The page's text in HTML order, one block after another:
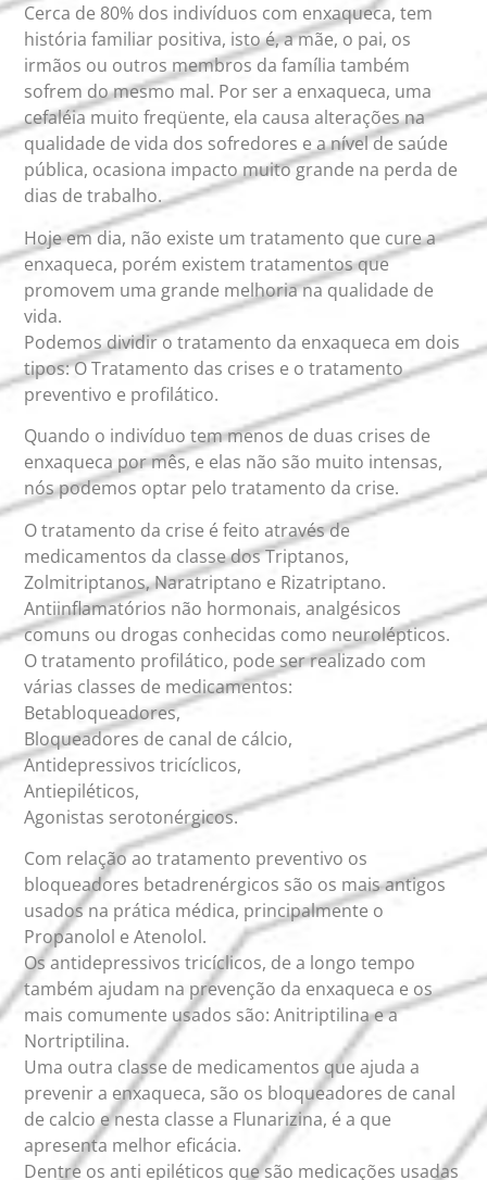
Cerca de 80% dos indivíduos com enxaqueca, tem
história familiar positiva, isto é, a mãe, o pai, os
irmãos ou outros membros da família também
sofrem do mesmo mal. Por ser a enxaqueca, uma
cefaléia muito freqüente, ela causa alterações na
qualidade de vida dos sofredores e a nível de saúde
pública, ocasiona impacto muito grande na perda de
dias de trabalho.
Hoje em dia, não existe um tratamento que cure a
enxaqueca, porém existem tratamentos que
promovem uma grande melhoria na qualidade de
vida.
Podemos dividir o tratamento da enxaqueca em dois
tipos: O Tratamento das crises e o tratamento
preventivo e profilático.
Quando o indivíduo tem menos de duas crises de
enxaqueca por mês, e elas não são muito intensas,
nós podemos optar pelo tratamento da crise.
O tratamento da crise é feito através de
medicamentos da classe dos Triptanos,
Zolmitriptanos, Naratriptano e Rizatriptano.
Antiinflamatórios não hormonais, analgésicos
comuns ou drogas conhecidas como neurolépticos.
O tratamento profilático, pode ser realizado com
várias classes de medicamentos:
Betabloqueadores,
Bloqueadores de canal de cálcio,
Antidepressivos tricíclicos,
Antiepiléticos,
Agonistas serotonérgicos.
Com relação ao tratamento preventivo os
bloqueadores betadrenérgicos são os mais antigos
usados na prática médica, principalmente o
Propanolol e Atenolol.
Os antidepressivos tricíclicos, de a longo tempo
também ajudam na prevenção da enxaqueca e os
mais comumente usados são: Anitriptilina e a
Nortriptilina.
Uma outra classe de medicamentos que ajuda a
prevenir a enxaqueca, são os bloqueadores de canal
de calcio e nesta classe a Flunarizina, é a que
apresenta melhor eficácia.
Dentre os anti epiléticos que são medicações usadas